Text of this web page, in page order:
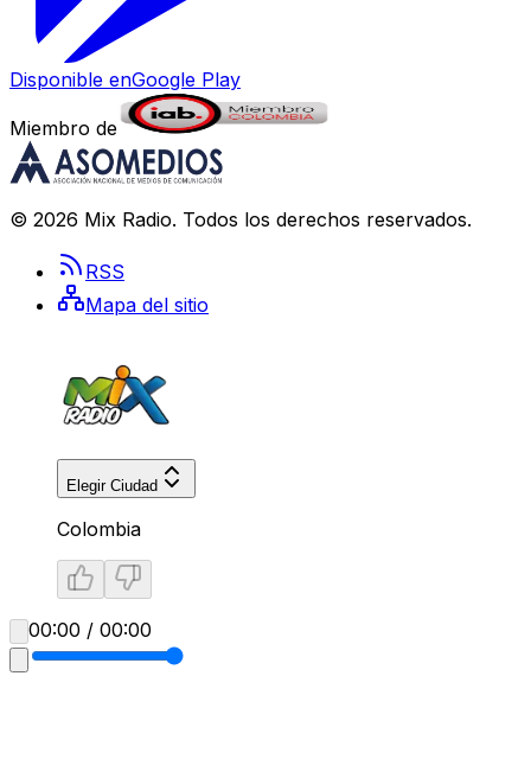
Disponible enGoogle Play
Miembro de
© 2026 Mix Radio. Todos los derechos reservados.
RSS
Mapa del sitio
Elegir Ciudad
Colombia
00:00 / 00:00